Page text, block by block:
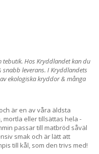
Hos Kryddlandet kan du
leverans. I Kryddlandets
ekologiska kryddor & många
är en av våra äldsta
mortla eller tillsättas hela -
passar till matbröd såväl
smak och är lätt att
till kål, som den trivs med!